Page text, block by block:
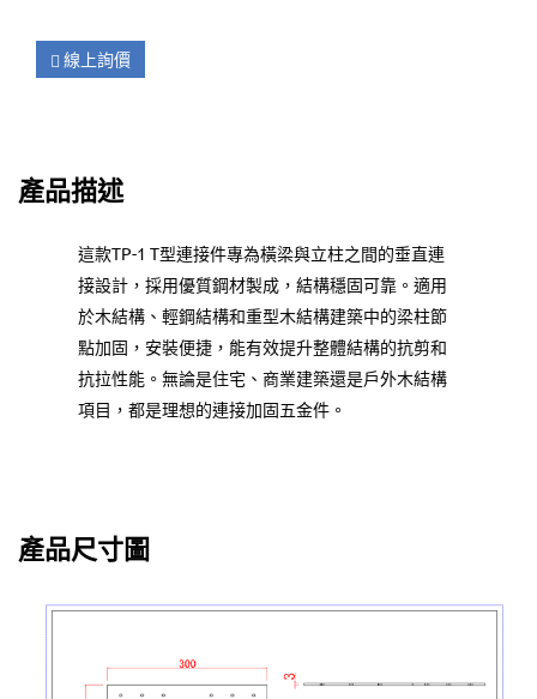
線上詢價
產品描述
這款TP-1 T型連接件專為橫梁與立柱之間的垂直連
接設計，採用優質鋼材製成，結構穩固可靠。適用
於木結構、輕鋼結構和重型木結構建築中的梁柱節
點加固，安裝便捷，能有效提升整體結構的抗剪和
抗拉性能。無論是住宅、商業建築還是戶外木結構
項目，都是理想的連接加固五金件。
產品尺寸圖